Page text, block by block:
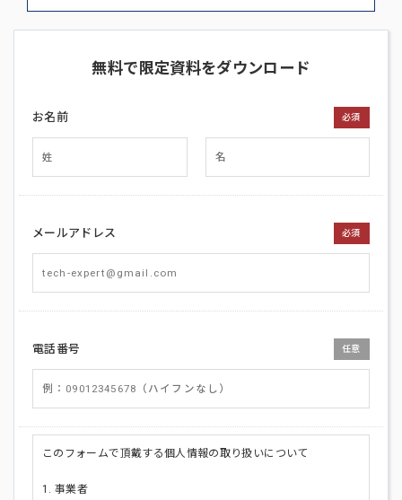
無料で限定資料をダウンロード
お名前 必須
メールアドレス 必須
電話番号 任意
このフォームで頂戴する個人情報の取り扱いについて
1. 事業者